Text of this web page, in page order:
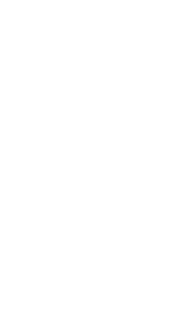
à votre liste d'envies.